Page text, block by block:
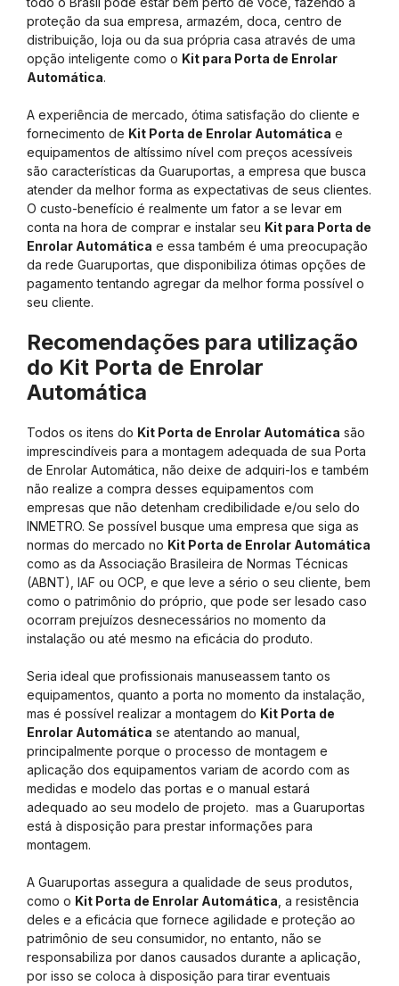
proteção da sua empresa, armazém, doca, centro de
distribuição, loja ou da sua própria casa através de uma
opção inteligente como o Kit para Porta de Enrolar
Automática.
A experiência de mercado, ótima satisfação do cliente e
fornecimento de Kit Porta de Enrolar Automática e
equipamentos de altíssimo nível com preços acessíveis
são características da Guaruportas, a empresa que busca
atender da melhor forma as expectativas de seus clientes.
O custo-benefício é realmente um fator a se levar em
conta na hora de comprar e instalar seu Kit para Porta de
Enrolar Automática e essa também é uma preocupação
da rede Guaruportas, que disponibiliza ótimas opções de
pagamento tentando agregar da melhor forma possível o
seu cliente.
Recomendações para utilização
do Kit Porta de Enrolar
Automática
Todos os itens do Kit Porta de Enrolar Automática são
imprescindíveis para a montagem adequada de sua Porta
de Enrolar Automática, não deixe de adquiri-los e também
não realize a compra desses equipamentos com
empresas que não detenham credibilidade e/ou selo do
INMETRO. Se possível busque uma empresa que siga as
normas do mercado no Kit Porta de Enrolar Automática
como as da Associação Brasileira de Normas Técnicas
(ABNT), IAF ou OCP, e que leve a sério o seu cliente, bem
como o patrimônio do próprio, que pode ser lesado caso
ocorram prejuízos desnecessários no momento da
instalação ou até mesmo na eficácia do produto.
Seria ideal que profissionais manuseassem tanto os
equipamentos, quanto a porta no momento da instalação,
mas é possível realizar a montagem do Kit Porta de
Enrolar Automática se atentando ao manual,
principalmente porque o processo de montagem e
aplicação dos equipamentos variam de acordo com as
medidas e modelo das portas e o manual estará
adequado ao seu modelo de projeto. mas a Guaruportas
está à disposição para prestar informações para
montagem.
A Guaruportas assegura a qualidade de seus produtos,
como o Kit Porta de Enrolar Automática , a resistência
deles e a eficácia que fornece agilidade e proteção ao
patrimônio de seu consumidor, no entanto, não se
responsabiliza por danos causados durante a aplicação,
por isso se coloca à disposição para tirar eventuais